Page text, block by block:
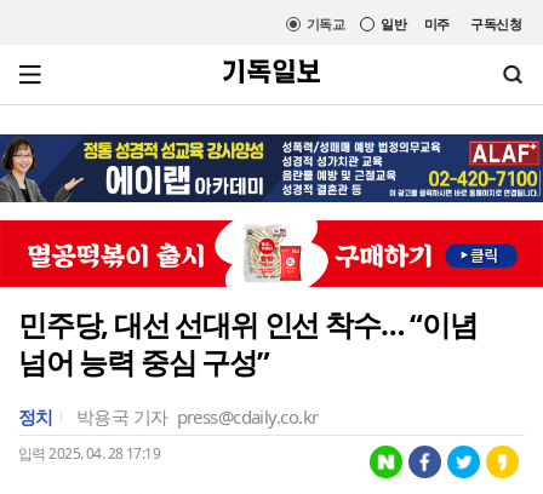
미주 구독신청
일반
기독교
민주당, 대선 선대위 인선 착수… “이념
넘어 능력 중심 구성”
정치 박용국 기자 press@cdaily.co.kr
입력 2025. 04. 28 17:19